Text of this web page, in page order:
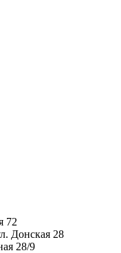
72
Донская 28
28/9